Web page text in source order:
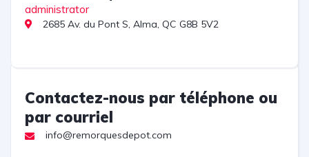
administrator
2685 Av. du Pont S, Alma, QC G8B 5V2
Contactez-nous par téléphone ou
par courriel
info@remorquesdepot.com